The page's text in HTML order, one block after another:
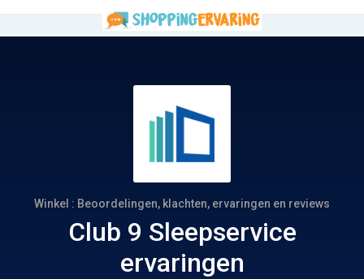
Winkel : Beoordelingen, klachten, ervaringen en reviews
Club 9 Sleepservice
ervaringen